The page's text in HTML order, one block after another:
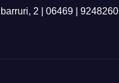
2 | 06469 |